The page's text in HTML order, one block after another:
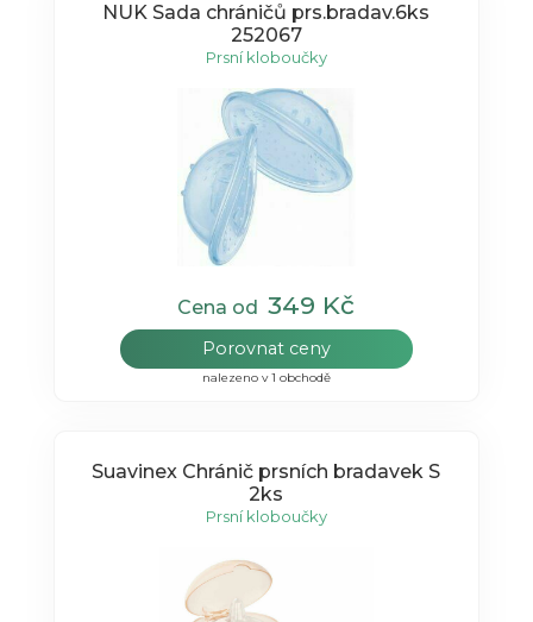
NUK Sada chráničů prs.bradav.6ks
252067
Prsní kloboučky
Cena od349 Kč
Porovnat ceny
nalezeno v 1 obchodě
Suavinex Chránič prsních bradavek S
2ks
Prsní kloboučky